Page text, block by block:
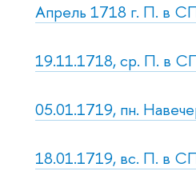
Апрель 1718 г. П. в
19.11.1718, ср. П. в
05.01.1719, пн.
18.01.1719, вс. П. в